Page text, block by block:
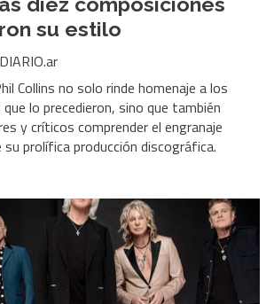
su estilo
Collins no solo rinde homenaje a los
lo precedieron, sino que también
y críticos comprender el engranaje
prolífica producción discográfica.